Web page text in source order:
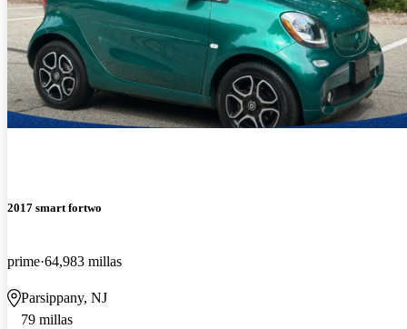
2017 smart fortwo
prime 64,983 millas
Parsippany, NJ
79 millas